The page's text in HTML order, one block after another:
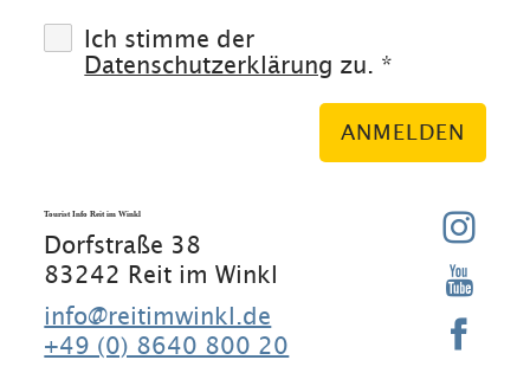
Ich stimme der
Datenschutzerklärung zu. *
ANMELDEN
Tourist Info Reit im Winkl
Dorfstraße 38
83242 Reit im Winkl
info@reitimwinkl.de
+49 (0) 8640 800 20